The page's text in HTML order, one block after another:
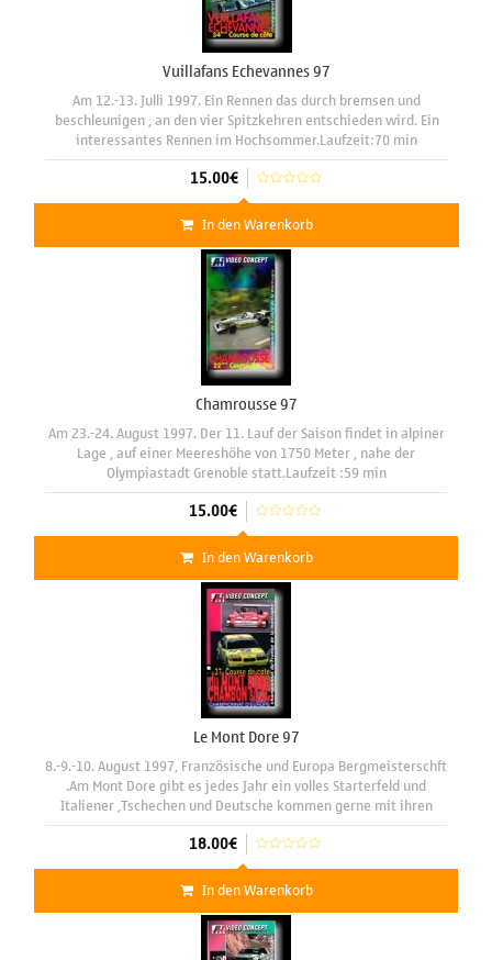
Vuillafans Echevannes 97
Am 12.-13. Julli 1997. Ein Rennen das durch bremsen und
beschleunigen , an den vier Spitzkehren entschieden wird. Ein
interessantes Rennen im Hochsommer.Laufzeit:70 min
15.00€
In den Warenkorb
Chamrousse 97
Am 23.-24. August 1997. Der 11. Lauf der Saison findet in alpiner
Lage , auf einer Meereshöhe von 1750 Meter , nahe der
Olympiastadt Grenoble statt.Laufzeit :59 min
15.00€
In den Warenkorb
Le Mont Dore 97
8.-9.-10. August 1997, Französische und Europa Bergmeisterschft
.Am Mont Dore gibt es jedes Jahr ein volles Starterfeld und
Italiener ,Tschechen und Deutsche kommen gerne mit ihren
Gruppe A und C Sportwagen, nach Zentralfrankreich. Bei
schönem
18.00€
In den Warenkorb